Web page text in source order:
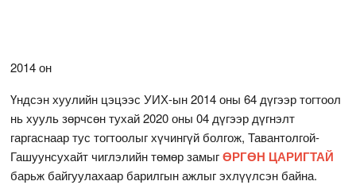
2014 он
Үндсэн хуулийн цэцээс УИХ-ын 2014 оны 64 дүгээр тогтоол
нь хууль зөрчсөн тухай 2020 оны 04 дүгээр дүгнэлт
гаргаснаар тус тогтоолыг хүчингүй болгож, Тавантолгой-
Гашуунсухайт чиглэлийн төмөр замыгӨРГӨН ЦАРИГТАЙ
барьж байгуулахаар барилгын ажлыг эхлүүлсэн байна.